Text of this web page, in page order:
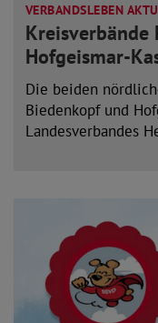
VERBANDSLEBEN
Hofgeismar-
Die beiden
Biedenkopf und
Landesverbandes